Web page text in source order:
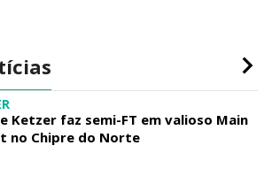
Ketzer faz semi-FT em valioso Main
no Chipre do Norte